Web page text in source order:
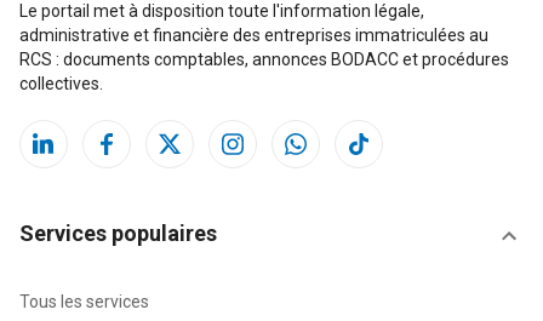
Le portail met à disposition toute l'information légale,
administrative et financière des entreprises immatriculées au
RCS : documents comptables, annonces BODACC et procédures
collectives.
Services populaires
Tous les services